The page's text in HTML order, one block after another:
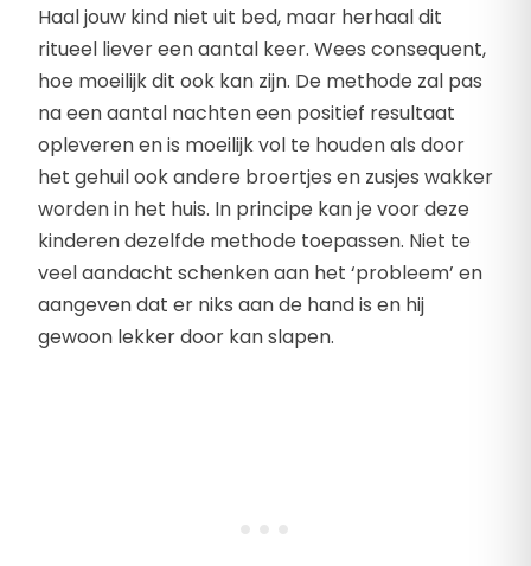
Haal jouw kind niet uit bed, maar herhaal dit
ritueel liever een aantal keer. Wees consequent,
hoe moeilijk dit ook kan zijn. De methode zal pas
na een aantal nachten een positief resultaat
opleveren en is moeilijk vol te houden als door
het gehuil ook andere broertjes en zusjes wakker
worden in het huis. In principe kan je voor deze
kinderen dezelfde methode toepassen. Niet te
veel aandacht schenken aan het ‘probleem’ en
aangeven dat er niks aan de hand is en hij
gewoon lekker door kan slapen.